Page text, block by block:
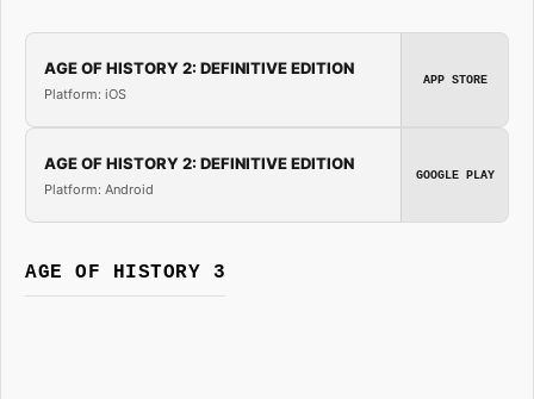
AGE OF HISTORY 2: DEFINITIVE EDITION
Platform: iOS
APP STORE
AGE OF HISTORY 2: DEFINITIVE EDITION
Platform: Android
GOOGLE PLAY
AGE OF HISTORY 3